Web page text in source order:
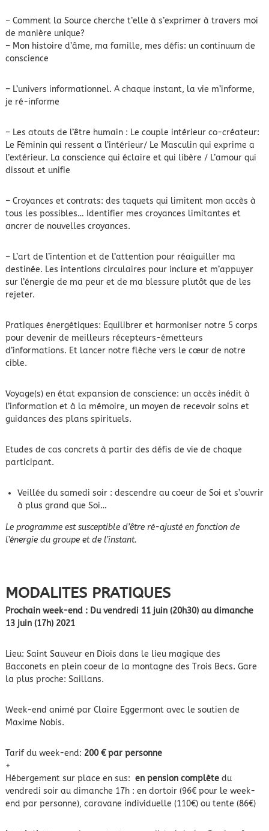
– Comment la Source cherche t’elle à s’exprimer à travers moi
de manière unique?
– Mon histoire d’âme, ma famille, mes défis: un continuum de
conscience
– L’univers informationnel. A chaque instant, la vie m’informe,
je ré-informe
– Les atouts de l’être humain : Le couple intérieur co-créateur:
Le Féminin qui ressent a l’intérieur/ Le Masculin qui exprime a
l’extérieur. La conscience qui éclaire et qui libère / L’amour qui
dissout et unifie
– Croyances et contrats: des taquets qui limitent mon accès à
tous les possibles… Identifier mes croyances limitantes et
ancrer de nouvelles croyances.
– L’art de l’intention et de l’attention pour réaiguiller ma
destinée. Les intentions circulaires pour inclure et m’appuyer
sur l’énergie de ma peur et de ma blessure plutôt que de les
rejeter.
Pratiques énergétiques: Equilibrer et harmoniser notre 5 corps
pour devenir de meilleurs récepteurs-émetteurs
d’informations. Et lancer notre flèche vers le cœur de notre
cible.
Voyage(s) en état expansion de conscience: un accès inédit à
l’information et à la mémoire, un moyen de recevoir soins et
guidances des plans spirituels.
Etudes de cas concrets à partir des défis de vie de chaque
participant.
Veillée du samedi soir : descendre au coeur de Soi et s’ouvrir
à plus grand que Soi…
Le programme est susceptible d’être ré-ajusté en fonction de
l’énergie du groupe et de l’instant.
MODALITES PRATIQUES
Prochain week-end : Du vendredi 11 juin (20h30) au dimanche
13 juin (17h) 2021
Lieu: Saint Sauveur en Diois dans le lieu magique des
Bacconets en plein coeur de la montagne des Trois Becs. Gare
la plus proche: Saillans.
Week-end animé par Claire Eggermont avec le soutien de
Maxime Nobis.
Tarif du week-end: 200 € par personne
+
Hébergement sur place en sus: en pension complètedu
vendredi soir au dimanche 17h : en dortoir (96€ pour le week-
end par personne), caravane individuelle (110€) ou tente (86€)